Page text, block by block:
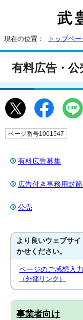
現在の位置： トップペー
有料広告・公
ページ番号1001547
有料広告募集
広告付き事務用封
公売
より良いウェブサ
かせください。
ページのご感想入
（外部リンク）
事業者向け